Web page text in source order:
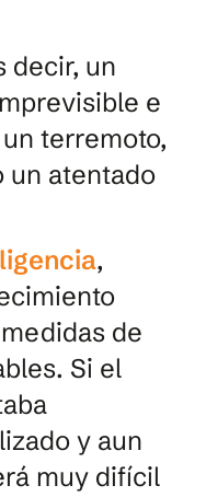
decir, un
e
terremoto,
un atentado
,
de
Si el
y aun
muy difícil